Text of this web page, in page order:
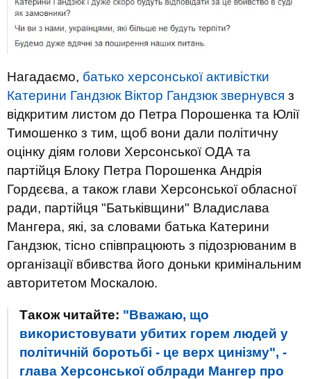
Нагадаємо, батько херсонської активістки
Катерини Гандзюк Віктор Гандзюк звернувся з
відкритим листом до Петра Порошенка та Юлії
Тимошенко з тим, щоб вони дали політичну
оцінку діям голови Херсонської ОДА та
партійця Блоку Петра Порошенка Андрія
Гордєєва, а також глави Херсонської обласної
ради, партійця "Батьківщини" Владислава
Мангера, які, за словами батька Катерини
Гандзюк, тісно співпрацюють з підозрюваним в
організації вбивства його доньки кримінальним
авторитетом Москалою.
Також читайте: "Вважаю, що
використовувати убитих горем людей у
політичній боротьбі - це верх цинізму", -
глава Херсонської облради Мангер про